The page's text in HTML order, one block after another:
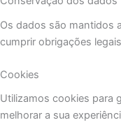
Os dados são mantidos
cumprir obrigações
Cookies
Utilizamos cookies para
melhorar a sua